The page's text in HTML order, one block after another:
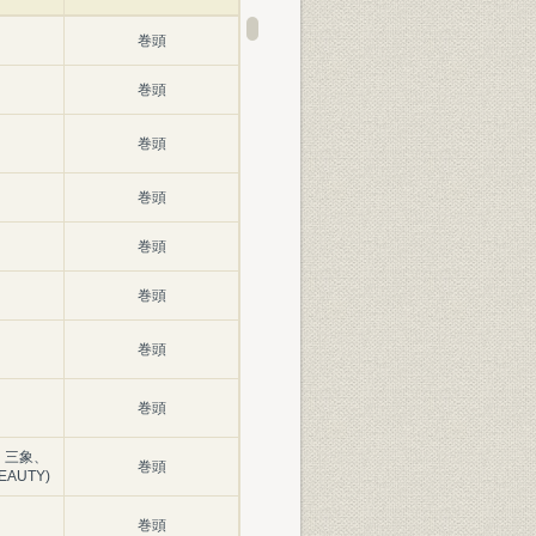
巻頭
巻頭
巻頭
巻頭
巻頭
巻頭
巻頭
巻頭
象、
巻頭
巻頭